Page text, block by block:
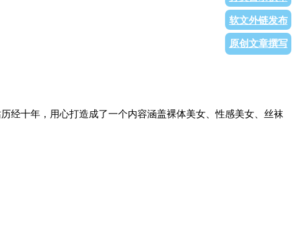
软文外链发布
原创文章撰写
经十年，用心打造成了一个内容涵盖裸体美女、性感美女、丝袜